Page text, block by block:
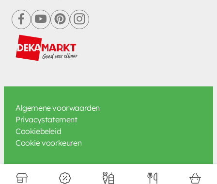
facebookyoutubepinterestinstagram
Algemene voorwaarden
Privacystatement
Cookiebeleid
Cookie voorkeuren